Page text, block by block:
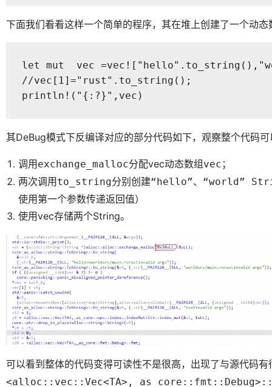
下面我们看看这样一个简单的程序，其在堆上创建了一个动
let mut  vec
//vec[1]="rust".to_string();
println!("{:?}",vec)
其DeBug模式下反编译对应的部分代码如下，观察整个代码
调用 exchange_malloc分配vec动态数组 vec ；
两次调用 to_string分别创建“hello”、 “world”
使用第一个参数传递返回值）
使用vec存储两个String。
可以看到整体的代码变得可读性不是很高，出现了与源代码